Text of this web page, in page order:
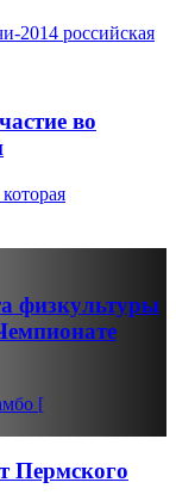
2014 российская
во
физкультуры
[
Пермского